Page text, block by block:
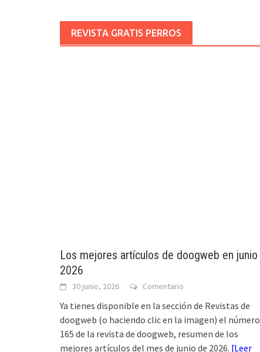
REVISTA GRATIS PERROS
Los mejores artículos de doogweb en junio
2026
30 junio, 2026 Comentario
Ya tienes disponible en la sección de Revistas de
doogweb (o haciendo clic en la imagen) el número
165 de la revista de doogweb, resumen de los
mejores artículos del mes de junio de 2026. [Leer